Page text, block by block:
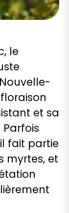
le
et sa
fait partie
myrtes, et